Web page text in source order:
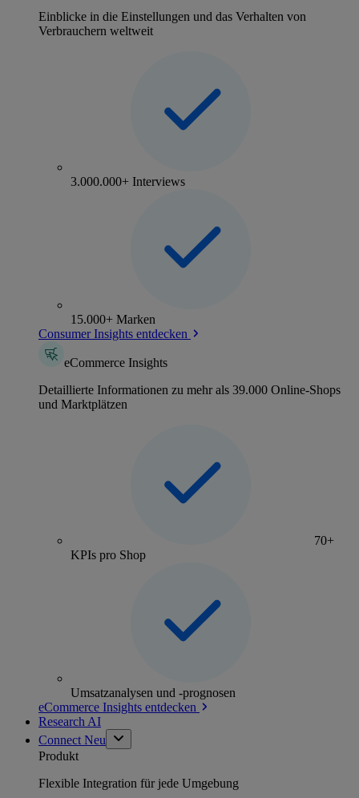
Einblicke in die Einstellungen und das Verhalten von
Verbrauchern weltweit
3.000.000+ Interviews
15.000+ Marken
Consumer Insights entdecken
eCommerce Insights
Detaillierte Informationen zu mehr als 39.000 Online-Shops
und Marktplätzen
70+
KPIs pro Shop
Umsatzanalysen und -prognosen
eCommerce Insights entdecken
Research AI
Connect Neu
Produkt
Flexible Integration für jede Umgebung